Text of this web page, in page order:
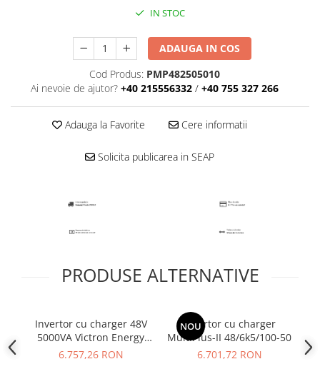
IN STOC
ADAUGA IN COS
Cod Produs: PMP482505010
Ai nevoie de ajutor? +40 215556332 / +40 755 327 266
Adauga la Favorite Cere informatii
Solicita publicarea in SEAP
PRODUSE ALTERNATIVE
Invertor cu charger 48V
5000VA Victron Energy
MultiPlus II GX
6.757,26 RON
NOU
Invertor cu charger
MultiPlus-II 48/6k5/100-50
6.701,72 RON